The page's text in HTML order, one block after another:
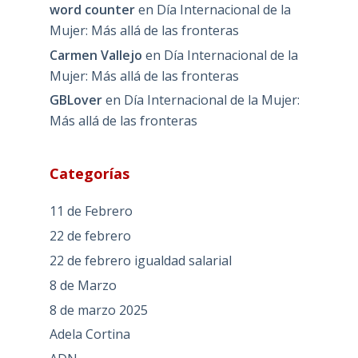
word counteren Día Internacional de la
Mujer: Más allá de las fronteras
Carmen Vallejo en Día Internacional de la
Mujer: Más allá de las fronteras
GBLoveren Día Internacional de la Mujer:
Más allá de las fronteras
Categorías
11 de Febrero
22 de febrero
22 de febrero igualdad salarial
8 de Marzo
8 de marzo 2025
Adela Cortina